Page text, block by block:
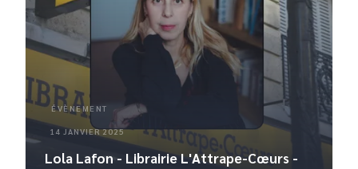
ÉVÈNEMENT
14 JANVIER 2025
Lola Lafon - Librairie L'Attrape-Cœurs -